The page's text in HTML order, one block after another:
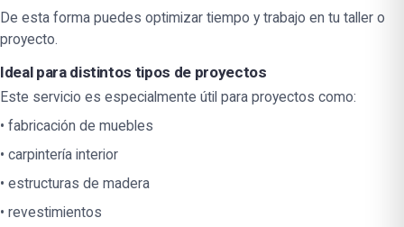
De esta forma puedes optimizar tiempo y trabajo en tu taller o
proyecto.
Ideal para distintos tipos de proyectos
Este servicio es especialmente útil para proyectos como:
• fabricación de muebles
• carpintería interior
• estructuras de madera
• revestimientos